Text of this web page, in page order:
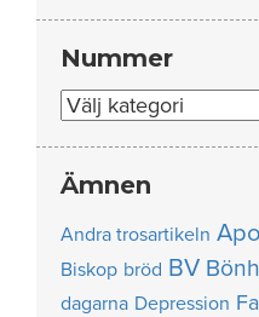
Nummer
Nummer
Ämnen
Andra trosartikeln
Biskop bröd BV
dagarna Depression